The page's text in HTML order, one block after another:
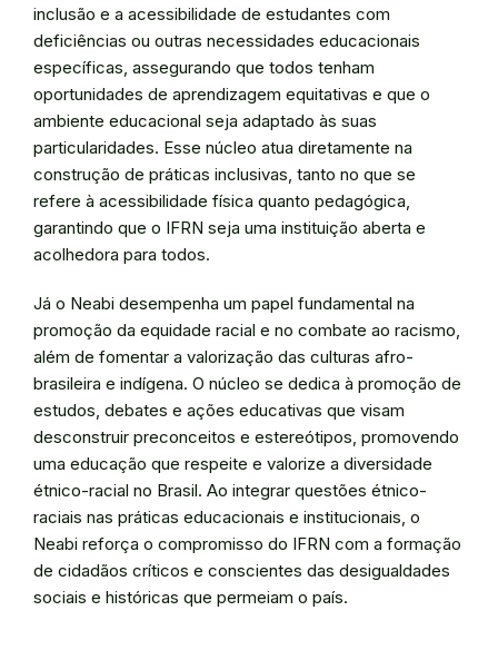
inclusão e a acessibilidade de estudantes com
deficiências ou outras necessidades educacionais
específicas, assegurando que todos tenham
oportunidades de aprendizagem equitativas e que o
ambiente educacional seja adaptado às suas
particularidades. Esse núcleo atua diretamente na
construção de práticas inclusivas, tanto no que se
refere à acessibilidade física quanto pedagógica,
garantindo que o IFRN seja uma instituição aberta e
acolhedora para todos.
Já o Neabi desempenha um papel fundamental na
promoção da equidade racial e no combate ao racismo,
além de fomentar a valorização das culturas afro-
brasileira e indígena. O núcleo se dedica à promoção de
estudos, debates e ações educativas que visam
desconstruir preconceitos e estereótipos, promovendo
uma educação que respeite e valorize a diversidade
étnico-racial no Brasil. Ao integrar questões étnico-
raciais nas práticas educacionais e institucionais, o
Neabi reforça o compromisso do IFRN com a formação
de cidadãos críticos e conscientes das desigualdades
sociais e históricas que permeiam o país.